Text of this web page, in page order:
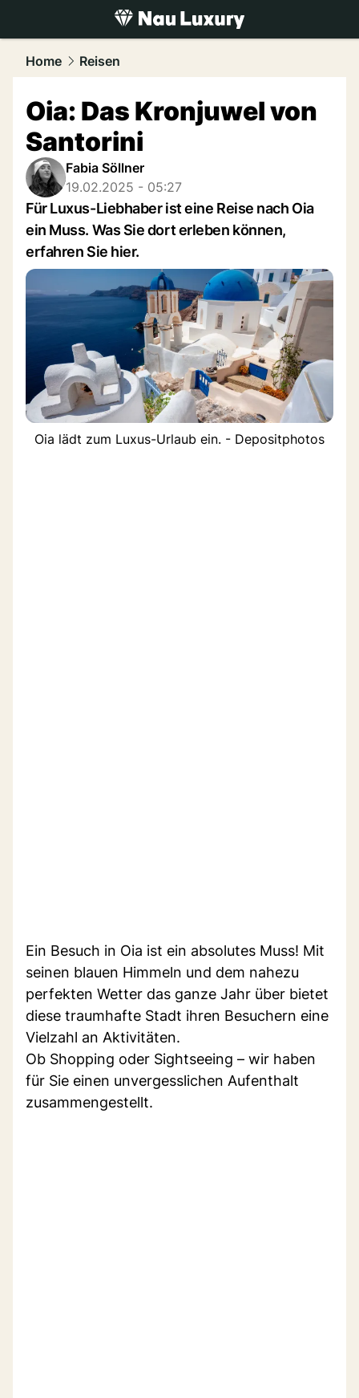
luxury.NAU.ch
Home Reisen
Oia: Das Kronjuwel von
Santorini
Fabia Söllner
19.02.2025 - 05:27
Für Luxus-Liebhaber ist eine Reise nach Oia
ein Muss. Was Sie dort erleben können,
erfahren Sie hier.
Oia lädt zum Luxus-Urlaub ein. - Depositphotos
Ein Besuch in Oia ist ein absolutes Muss! Mit
seinen blauen Himmeln und dem nahezu
perfekten Wetter das ganze Jahr über bietet
diese traumhafte Stadt ihren Besuchern eine
Vielzahl an Aktivitäten.
Ob Shopping oder Sightseeing – wir haben
für Sie einen unvergesslichen Aufenthalt
zusammengestellt.